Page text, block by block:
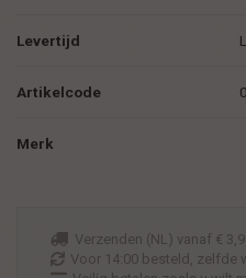
Levertijd
Artikelcode
Merk
Verzenden (NL) vanaf €
Voor 14:00 besteld, zelfde